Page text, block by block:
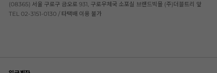
(08365) 서울 구로구 금오로 931, 구로우체국 소포실 브랜드빅몰 (주)더블트리 앞
TEL 02-3151-0130 / 타택배 이용 불가